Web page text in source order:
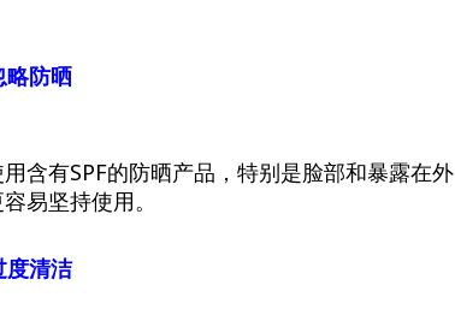
略防晒
含有SPF的防晒产品，特别是脸部和暴露在外
易坚持使用。
度清洁